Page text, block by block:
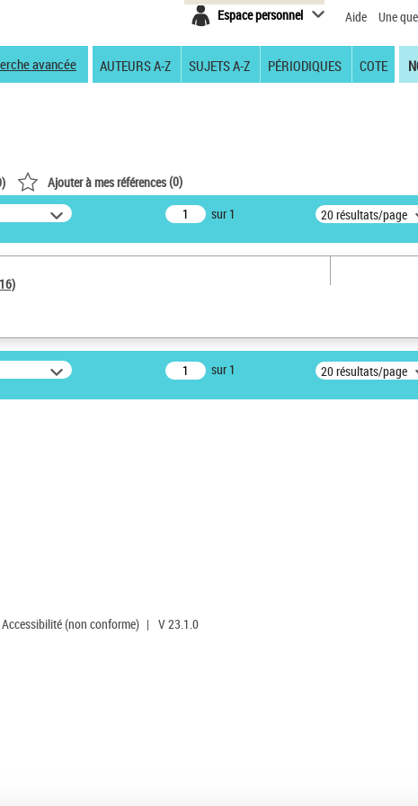
Espace personnel Aide Une
avancée AUTEURS A-Z SUJETS A-Z PÉRIODIQUES COTE
) Ajouter à mes références(0)
sur 1 20 résultats/page
sur 1 20 résultats/page
Accessibilité (non conforme) | V 23.1.0